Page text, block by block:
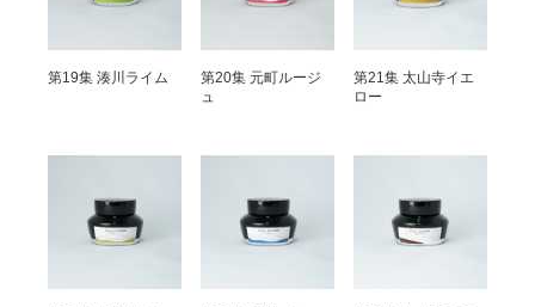
第19集 湊川ライム
第20集 元町ルージ
ュ
第21集 太山寺イエ
ロー